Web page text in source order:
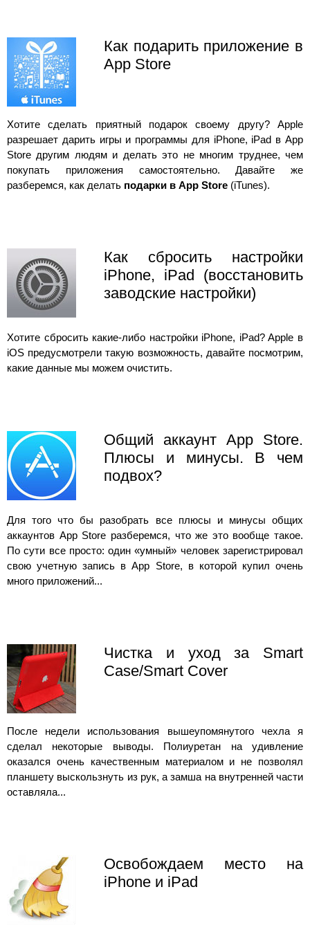
Как подарить приложение в
App Store
Хотите сделать приятный подарок своему другу? Apple
разрешает дарить игры и программы для iPhone, iPad в App
Store другим людям и делать это не многим труднее, чем
покупать приложения самостоятельно. Давайте же
разберемся, как делать подарки в App Store (iTunes).
Как сбросить настройки
iPhone, iPad (восстановить
заводские настройки)
Хотите сбросить какие-либо настройки iPhone, iPad? Apple в
iOS предусмотрели такую возможность, давайте посмотрим,
какие данные мы можем очистить.
Общий аккаунт App Store.
Плюсы и минусы. В чем
подвох?
Для того что бы разобрать все плюсы и минусы общих
аккаунтов App Store разберемся, что же это вообще такое.
По сути все просто: один «умный» человек зарегистрировал
свою учетную запись в App Store, в которой купил очень
много приложений...
Чистка и уход за Smart
Case/Smart Cover
После недели использования вышеупомянутого чехла я
сделал некоторые выводы. Полиуретан на удивление
оказался очень качественным материалом и не позволял
планшету выскользнуть из рук, а замша на внутренней части
оставляла...
Освобождаем место на
iPhone и iPad